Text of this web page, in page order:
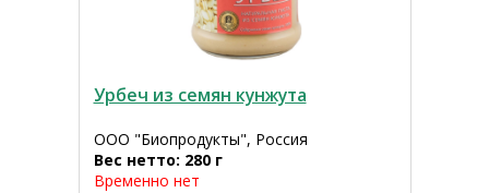
Урбеч из семян кунжута
ООО "Биопродукты", Россия
Вес нетто: 280 г
Временно нет